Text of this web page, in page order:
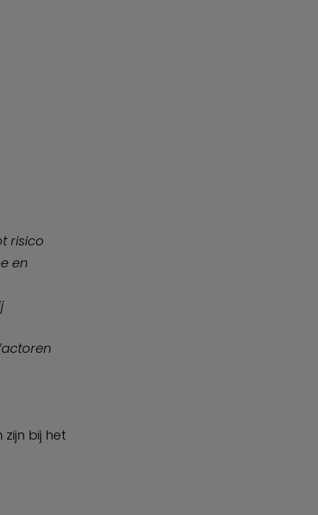
risico
en
bij het